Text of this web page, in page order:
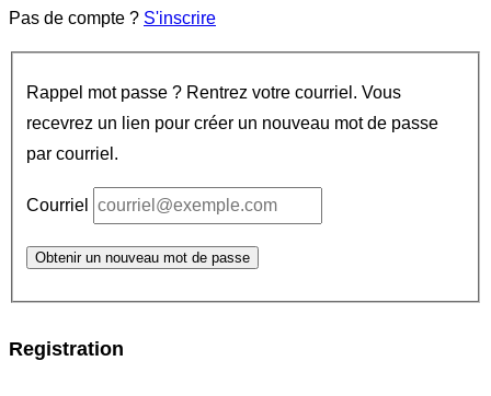
Pas de compte ? S'inscrire
Rappel mot passe ? Rentrez votre courriel. Vous
recevrez un lien pour créer un nouveau mot de passe
par courriel.
Courriel
Obtenir un nouveau mot de passe
Registration